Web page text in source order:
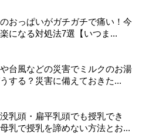
おっぱいがガチガチで痛い！今
になる対処法7選【いつま...
台風などの災害でミルクのお湯
する？災害に備えておきた...
没乳頭・扁平乳頭でも授乳でき
乳で授乳を諦めない方法とお...